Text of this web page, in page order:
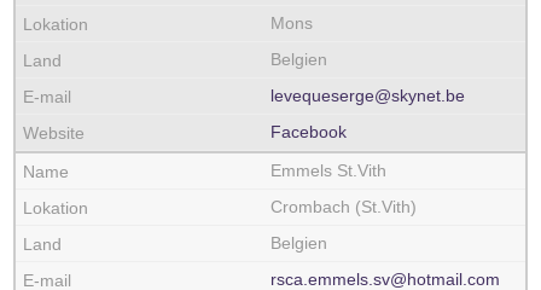
Mons
Belgien
levequeserge@skynet.be
Facebook
Emmels St.Vith
Crombach (St.Vith)
Belgien
rsca.emmels.sv@hotmail.com